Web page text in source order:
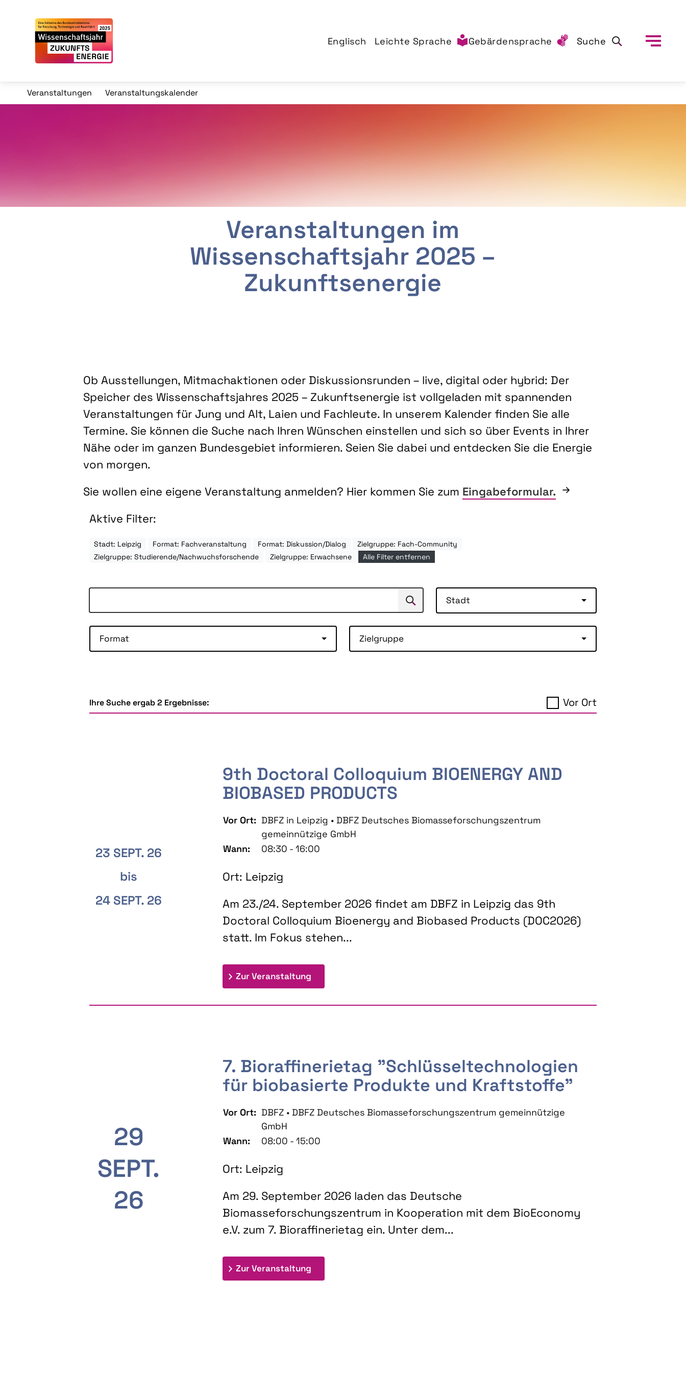
Englisch Leichte Sprache Gebärdensprache Suche
Veranstaltungen Veranstaltungskalender
Veranstaltungen im
Wissenschaftsjahr 2025 –
Zukunftsenergie
Ob Ausstellungen, Mitmachaktionen oder Diskussionsrunden – live, digital oder hybrid: Der
Speicher des Wissenschaftsjahres 2025 – Zukunftsenergie ist vollgeladen mit spannenden
Veranstaltungen für Jung und Alt, Laien und Fachleute. In unserem Kalender finden Sie alle
Termine. Sie können die Suche nach Ihren Wünschen einstellen und sich so über Events in Ihrer
Nähe oder im ganzen Bundesgebiet informieren. Seien Sie dabei und entdecken Sie die Energie
von morgen.
Sie wollen eine eigene Veranstaltung anmelden? Hier kommen Sie zum Eingabeformular.
Aktive Filter:
Stadt: Leipzig Format: Fachveranstaltung Format: Diskussion/Dialog
Zielgruppe: Fach-Community
Zielgruppe: Studierende/Nachwuchsforschende
Zielgruppe: Erwachsene Alle Filter entfernen
Suchen Stadt
Format Zielgruppe
Ihre Suche ergab 2 Ergebnisse: Vor Ort
23 SEPT. 26
bis
24 SEPT. 26
9th Doctoral Colloquium BIOENERGY AND
BIOBASED PRODUCTS
Vor Ort: DBFZ in Leipzig • DBFZ Deutsches Biomasseforschungszentrum
gemeinnützige GmbH
Wann:
08:30 - 16:00
Ort: Leipzig
Am 23./24. September 2026 findet am DBFZ in Leipzig das 9th
Doctoral Colloquium Bioenergy and Biobased Products (DOC2026)
statt. Im Fokus stehen...
Zur Veranstaltung: 9th Doctoral Colloquium BIOENERGY AND BIOBASED PRODUCTS
29
SEPT.
26
7. Bioraffinerietag "Schlüsseltechnologien
für biobasierte Produkte und Kraftstoffe"
Vor Ort: DBFZ • DBFZ Deutsches Biomasseforschungszentrum gemeinnützige
GmbH
Wann:
08:00 - 15:00
Ort: Leipzig
Am 29. September 2026 laden das Deutsche
Biomasseforschungszentrum in Kooperation mit dem BioEconomy
e.V. zum 7. Bioraffinerietag ein. Unter dem...
Zur Veranstaltung: 7. Bioraffinerietag "Schlüsseltechnologien für biobasierte Produkte und Kraftstoffe"